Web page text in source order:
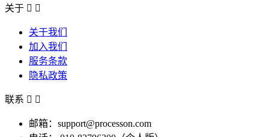
关于  
关于我们
加入我们
服务条款
隐私政策
联系  
邮箱：support@processon.com